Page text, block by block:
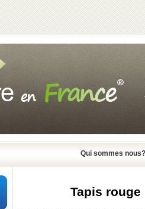
Qui sommes nous?
Tapis